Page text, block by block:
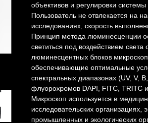
объективов и регулировки
Пользователь не отвлекается на
исследованиях, скорость
Принцип метода люминесценции
светиться под воздействием
люминесцентных блоков
обеспечивающие оптимальные
спектральных диапазонах (UV, V,
флуорохромов DAPI, FITC, TRITC и
Микроскоп используется в
исследовательских организациях,
промышленных и экологических